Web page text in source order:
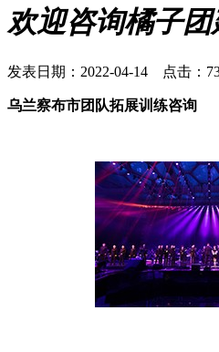
欢迎咨询橘子团
发表日期：2022-04-14 点击：
乌兰察布市团队拓展训练咨询